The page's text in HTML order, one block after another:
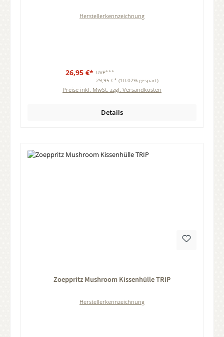
Herstellerkennzeichnung
26,95 €* UVP***
29,95 €* (10.02% gespart)
Preise inkl. MwSt. zzgl. Versandkosten
Details
Zoeppritz Mushroom Kissenhülle TRIP
Herstellerkennzeichnung